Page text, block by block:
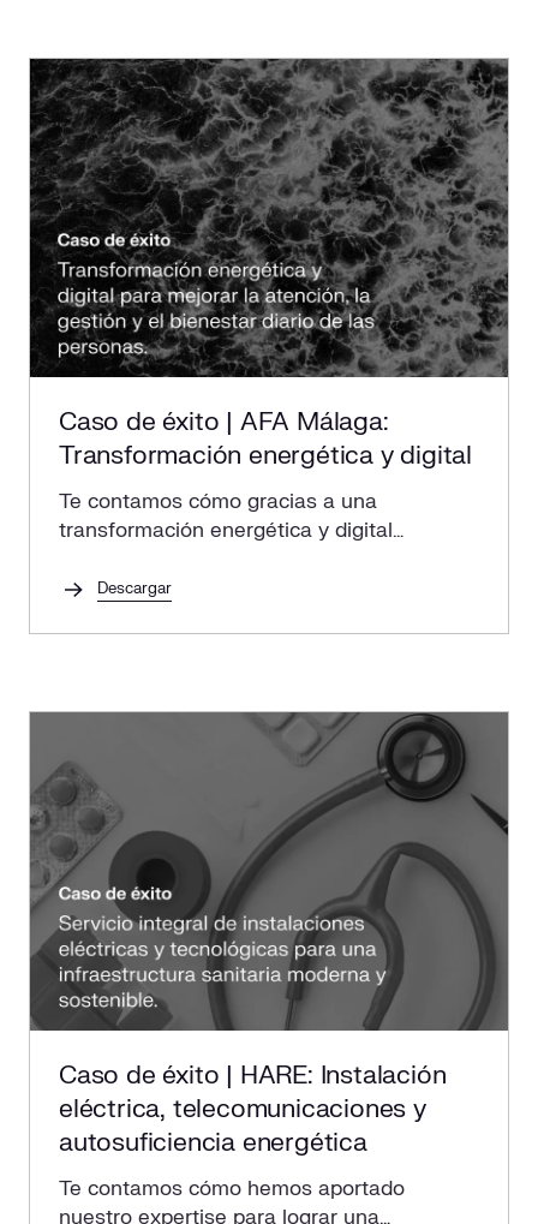
Caso de éxito | AFA Málaga:
Transformación energética y digital
Te contamos cómo gracias a una
transformación energética y digital
bienestar diario en AFA Málaga.
Descargar
Caso de éxito | HARE: Instalación
eléctrica, telecomunicaciones y
autosuficiencia energética
Te contamos cómo hemos aportado
nuestro expertise para lograr una